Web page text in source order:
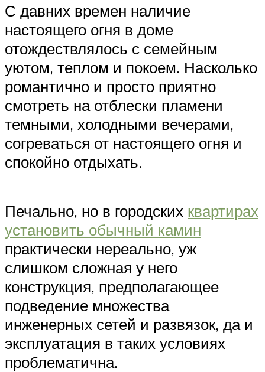
С давних времен наличие
настоящего огня в доме
отождествлялось с семейным
уютом, теплом и покоем. Насколько
романтично и просто приятно
смотреть на отблески пламени
темными, холодными вечерами,
согреваться от настоящего огня и
спокойно отдыхать.
Печально, но в городских квартирах
установить обычный камин
практически нереально, уж
слишком сложная у него
конструкция, предполагающее
подведение множества
инженерных сетей и развязок, да и
эксплуатация в таких условиях
проблематична.